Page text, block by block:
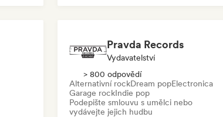
Pravda Records
Vydavatelství
> 800 odpovědí
Alternativní rockDream popElectronica
Garage rockIndie pop
Podepište smlouvu s umělci nebo
vydávejte jejich hudbu